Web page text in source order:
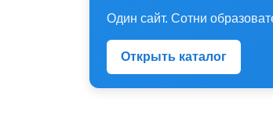
Один сайт. Сотни
Открыть каталог